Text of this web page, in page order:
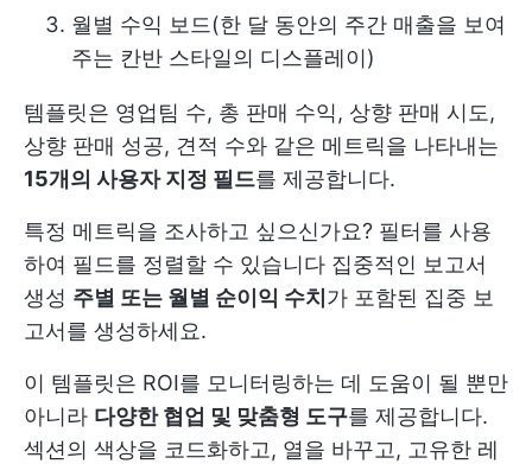
월별 수익 보드(한 달 동안의 주간 매출을 보여
주는 칸반 스타일의 디스플레이)
템플릿은 영업팀 수, 총 판매 수익, 상향 판매 시도,
상향 판매 성공, 견적 수와 같은 메트릭을 나타내는
15개의 사용자 지정 필드를 제공합니다.
특정 메트릭을 조사하고 싶으신가요? 필터를 사용
하여 필드를 정렬할 수 있습니다 집중적인 보고서
생성 주별 또는 월별 순이익 수치 가 포함된 집중 보
고서를 생성하세요.
이 템플릿은 ROI를 모니터링하는 데 도움이 될 뿐만
아니라 다양한 협업 및 맞춤형 도구를 제공합니다.
섹션의 색상을 코드화하고, 열을 바꾸고, 고유한 레